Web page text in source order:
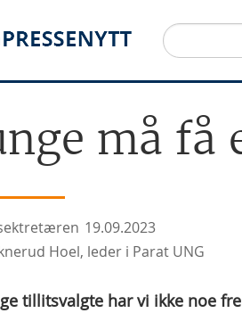
må
19.09.2023
Hoel, leder i Parat UNG
tillitsvalgte har vi ikke noe